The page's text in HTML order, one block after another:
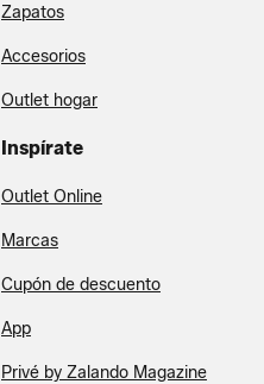
Zapatos
Accesorios
Outlet hogar
Inspírate
Outlet Online
Marcas
Cupón de descuento
App
Privé by Zalando Magazine